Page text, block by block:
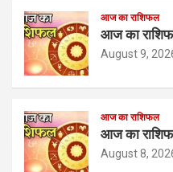
आज का राशिफल
आज का
August 9,
आज का राशिफल
आज का
August 8,